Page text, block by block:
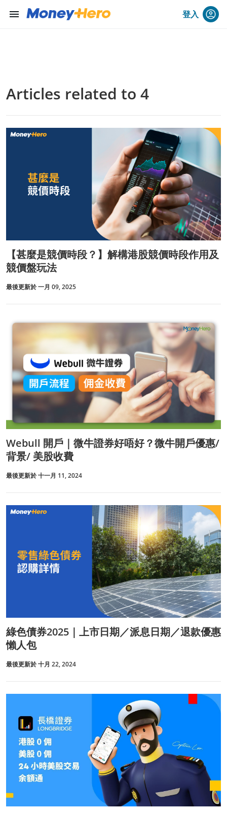
menu 登入
Articles related to 4
【甚麼是競價時段？】解構港股競價時段作用及
競價盤玩法
最後更新於 一月 09, 2025
Webull 開戶｜微牛證券好唔好？微牛開戶優惠/
背景/ 美股收費
最後更新於 十一月 11, 2024
綠色債券2025｜上市日期／派息日期／退款優惠
懶人包
最後更新於 十月 22, 2024